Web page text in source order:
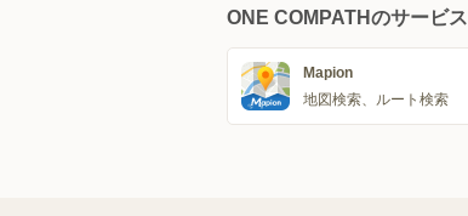
ONE COMPATHのサービス
Mapion
地図検索、ルート検索